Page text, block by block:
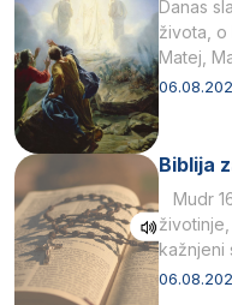
Danas
života, o
Matej,
drugoj…
Biblija
Mudr
kažnjeni